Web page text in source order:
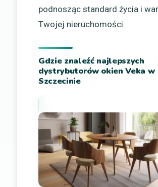
podnosząc standard życia i
Twojej nieruchomości.
Gdzie znaleźć najlepszych
dystrybutorów okien Veka w
Szczecinie